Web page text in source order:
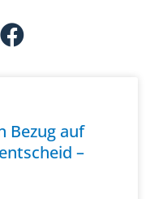
Bezug auf
–